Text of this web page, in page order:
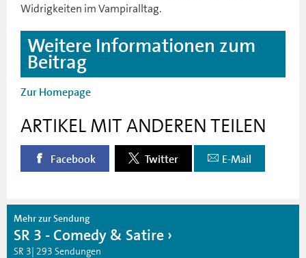
Widrigkeiten im Vampiralltag.
Weitere Informationen zum
Beitrag
Zur Homepage
ARTIKEL MIT ANDEREN TEILEN
Facebook Twitter E-Mail
Mehr zur Sendung
SR 3 - Comedy & Satire
SR 3| 293 Sendungen